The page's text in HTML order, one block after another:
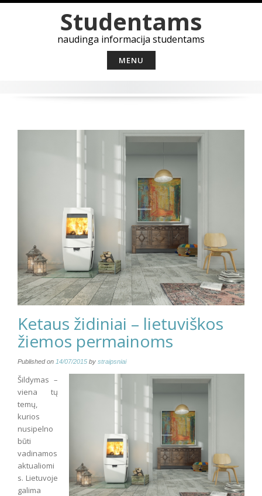
Studentams
naudinga informacija studentams
MENU
Ketaus židiniai – lietuviškos
žiemos permainoms
Published on 14/07/2015 by straipsniai
Šildymas –
viena tų
temų,
kurios
nusipelno
būti
vadinamos
aktualiomi
s. Lietuvoje
galima